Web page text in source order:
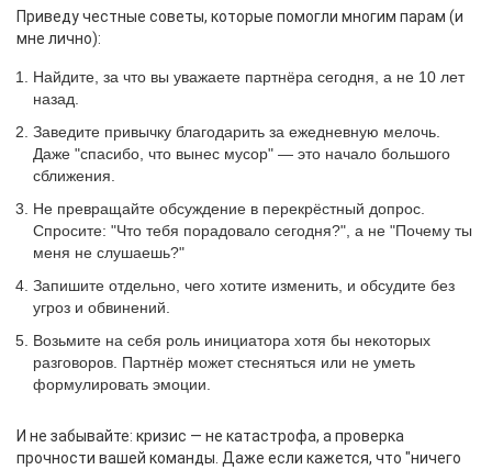
Приведу честные советы, которые помогли многим парам (и
мне лично):
Найдите, за что вы уважаете партнёра сегодня, а не 10 лет
назад.
Заведите привычку благодарить за ежедневную мелочь.
Даже "спасибо, что вынес мусор" — это начало большого
сближения.
Не превращайте обсуждение в перекрёстный допрос.
Спросите: "Что тебя порадовало сегодня?", а не "Почему ты
меня не слушаешь?"
Запишите отдельно, чего хотите изменить, и обсудите без
угроз и обвинений.
Возьмите на себя роль инициатора хотя бы некоторых
разговоров. Партнёр может стесняться или не уметь
формулировать эмоции.
И не забывайте: кризис — не катастрофа, а проверка
прочности вашей команды. Даже если кажется, что "ничего